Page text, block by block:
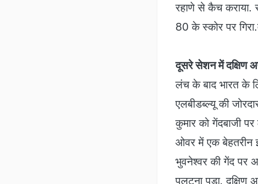
रहाणे से कैच कराया.
80 के स्‍कोर पर
दूसरे सेशन में दक्षिण
लंच के बाद भारत के
एलबीडब्‍ल्‍यू की
कुमार को गेंदबाजी
ओवर में एक बेहतरीन
भुवनेश्‍वर की गेंद पर
पलटना पड़ा.